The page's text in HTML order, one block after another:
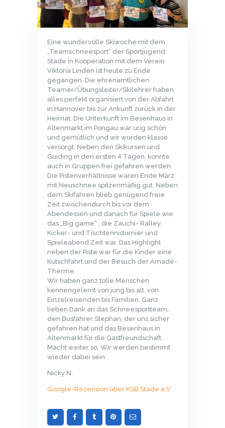
Eine wundervolle Skiwoche mit dem
„Teamschneesport“ der Sportjugend
Stade in Kooperation mit dem Verein
Viktoria Linden ist heute zu Ende
gegangen. Die ehrenamtlichen
Teamer/Übungsleiter/Skilehrer haben
alles perfekt organisiert von der Abfahrt
in Hannover bis zur Ankunft zurück in der
Heimat. Die Unterkunft im Besenhaus in
Altenmarkt im Pongau war urig schön
und gemütlich und wir wurden klasse
versorgt. Neben den Skikursen und
Guiding in den ersten 4 Tagen, konnte
auch in Gruppen frei gefahren werden.
Die Pistenverhältnisse waren Ende März
mit Neuschnee spitzenmäßig gut. Neben
dem Skifahren blieb genügend freie
Zeit zwischendurch bis vor dem
Abendessen und danach für Spiele wie
das „Big game“ , die Zauchi- Ralley,
Kicker- und Tischtennisturnier und
Spieleabend Zeit war. Das Highlight
neben der Piste war für die Kinder eine
Kutschfahrt und der Besuch der Amadé-
Therme.
Wir haben ganz tolle Menschen
kennengelernt von jung bis alt, von
Einzelreisenden bis Familien. Ganz
lieben Dank an das Schneesportteam,
den Busfahrer Stephan, der uns sicher
gefahren hat und das Besenhaus in
Altenmarkt für die Gastfreundschaft.
Macht weiter so. Wir werden bestimmt
wieder dabei sein.
Nicky N.
Google-Rezension über KSB Stade e.V.